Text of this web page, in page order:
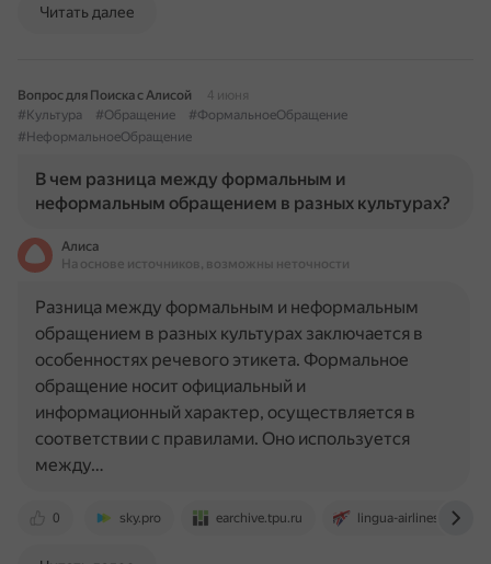
Читать далее
Вопрос для Поиска с Алисой
4 июня
#Культура
#Обращение
#ФормальноеОбращение
#НеформальноеОбращение
В чем разница между формальным и
неформальным обращением в разных культурах?
Алиса
На основе источников, возможны неточности
0 sky.pro earchive.tpu.ru lingua-airlines.ru
Разница между формальным и неформальным
обращением в разных культурах заключается в
особенностях речевого этикета. Формальное
обращение носит официальный и
информационный характер, осуществляется в
соответствии с правилами. Оно используется
между…